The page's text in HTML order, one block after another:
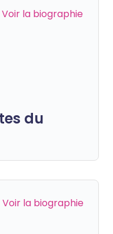
Voir la biographie
du
Voir la biographie